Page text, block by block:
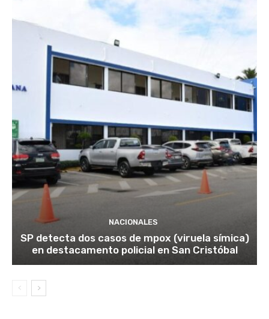
NACIONALES
SP detecta dos casos de mpox (viruela símica)
en destacamento policial en San Cristóbal